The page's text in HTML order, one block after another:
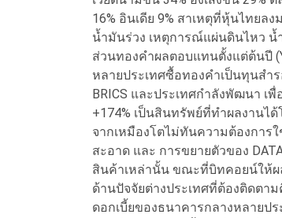
16% อินเดีย 9% สาเหตุที่หุ้นไทยล
น้ำมันร่วง เหตุการณ์แผ่นดินไหว น้
ส่วนทองคำผลตอบแทนตั้งแต่ต้นปี
หลายประเทศซื้อทองคำเป็นทุนสำ
BRICS และประเทศกำลังพัฒนา เ
+174% เป็นสินทรัพย์ที่ทำผลงานไ
จากเหมืองโตไม่ทันความต้องการ
สะอาด และ การขยายตัวของ
สินค้าเหล่านั้น ขณะที่บิทคอยน์ให้ผ
ด้านปัจจัยต่างประเทศที่ต้องติดต
ดอกเบี้ยของธนาคารกลางหลายป